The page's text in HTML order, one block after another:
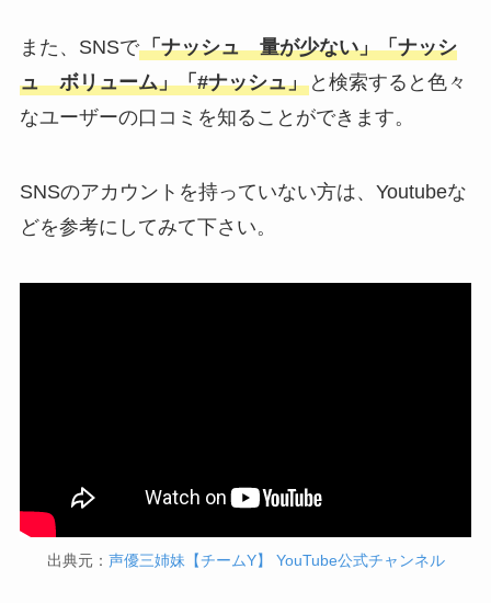
また、SNSで「ナッシュ 量が少ない」「ナッシ
ュ ボリューム」「#ナッシュ」と検索すると色々
なユーザーの口コミを知ることができます。
SNSのアカウントを持っていない方は、Youtubeな
どを参考にしてみて下さい。
出典元： 声優三姉妹【チームY】 YouTube公式チャンネル